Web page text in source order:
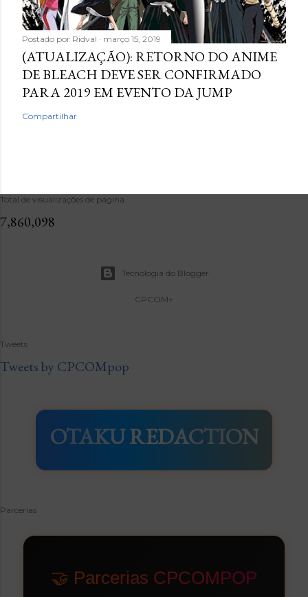
Postado por Ridval março 15, 2019
(ATUALIZAÇÃO): RETORNO DO ANIME
DE BLEACH DEVE SER CONFIRMADO
PARA 2019 EM EVENTO DA JUMP
Compartilhar
Total de visualizações de página
7,860,098
Tecnologia do Blogger
CPCOM+
Tweets
Tweets by CPCOMpop
OTAKU REDACTION
Parcerias
🤝 Parcerias CPCOMPOP